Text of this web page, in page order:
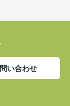
い合わせ